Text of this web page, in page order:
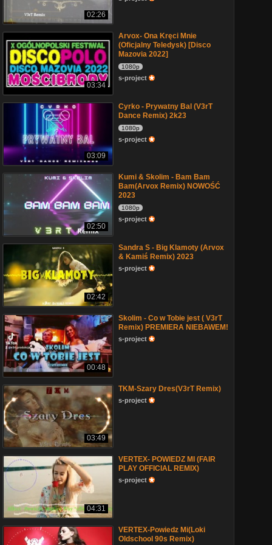
02:26
03:34
Arvox- Ona Kręci Mnie
(Oficjalny Teledysk) [Disco
Mazovia 2022]
1080p
s-project
03:09
Cyrko - Prywatny Bal (V3rT
Dance Remix) 2k23
1080p
s-project
02:50
Kumi & Skolim - Bam Bam
Bam(Arvox Remix) NOWOŚĆ
2023
1080p
s-project
02:42
Sandra S - Big Klamoty (Arvox
& Kamiś Remix) 2023
s-project
00:48
Skolim - Co w Tobie jest ( V3rT
Remix) PREMIERA NIEBAWEM!
s-project
03:49
TKM-Szary Dres(V3rT Remix)
s-project
04:31
VERTEX- POWIEDZ MI (FAIR
PLAY OFFICIAL REMIX)
s-project
VERTEX-Powiedz Mi(Loki
Oldschool 90s Remix)